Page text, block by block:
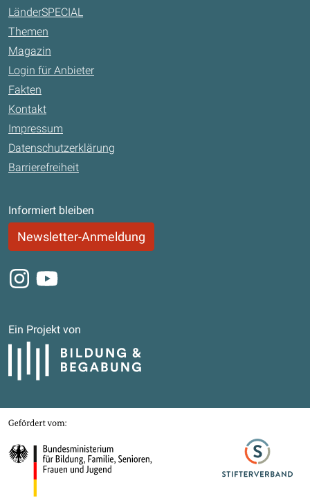
LänderSPECIAL
Themen
Magazin
Login für Anbieter
Fakten
Kontakt
Impressum
Datenschutzerklärung
Barrierefreiheit
Informiert bleiben
Newsletter-Anmeldung
Instagram
Youtube
Ein Projekt von
Bildung und Begabung
Gefördert von
Bundesministerium für Bildung, Familie, Senioren, Frauen und Jugend
Stifterverband